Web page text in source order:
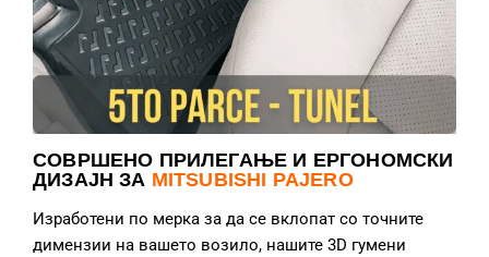
СОВРШЕНО ПРИЛЕГАЊЕ И ЕРГОНОМСКИ
ДИЗАЈН ЗА MITSUBISHI PAJERO
Изработени по мерка за да се вклопат со точните
димензии на вашето возило, нашите 3D гумени